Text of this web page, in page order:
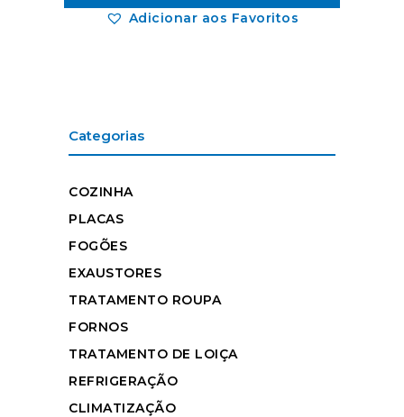
Adicionar aos Favoritos
Categorias
COZINHA
PLACAS
FOGÕES
EXAUSTORES
TRATAMENTO ROUPA
FORNOS
TRATAMENTO DE LOIÇA
REFRIGERAÇÃO
CLIMATIZAÇÃO